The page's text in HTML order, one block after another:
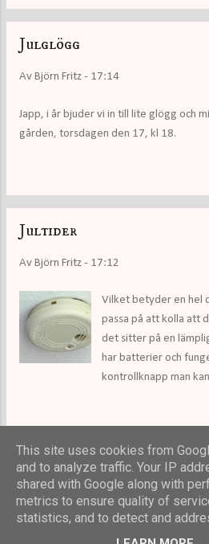
Julglögg
Av Björn Fritz - 17:14
Japp, i år bjuder vi in till lite glögg och
gården, torsdagen den 17, kl 18.
Jultider
Av Björn Fritz - 17:12
Vilket betyder en hel
passa på att kolla att
det sitter på en
har batterier och
kontrollknapp man
FLER INLÄGG
This site uses cookies from
and to analyze traffic. Your IP
shared with Google along with
metrics to ensure quality of
statistics, and to detect and